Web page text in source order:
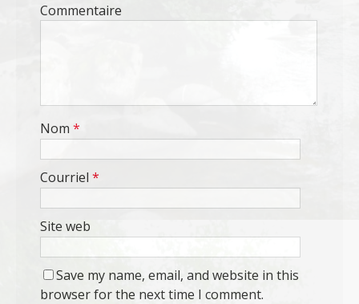
Commentaire
Nom *
Courriel *
Site web
Save my name, email, and website in this
browser for the next time I comment.